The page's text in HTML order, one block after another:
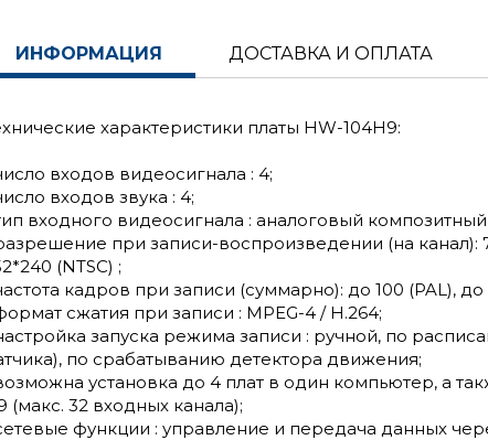
ИНФОРМАЦИЯ ДОСТАВКА И ОПЛАТА
характеристики платы HW-104H9:
входов видеосигнала : 4;
входов звука : 4;
входного видеосигнала : аналоговый композитный
при записи-воспроизведении (на канал):
(NTSC) ;
кадров при записи (суммарно): до 100 (PAL), до
сжатия при записи : MPEG-4 / H.264;
запуска режима записи : ручной, по
по срабатыванию детектора движения;
установка до 4 плат в один компьютер, а
(макс. 32 входных канала);
функции : управление и передача данных